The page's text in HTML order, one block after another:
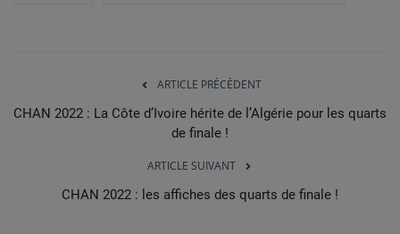
ARTICLE PRÉCÉDENT
CHAN 2022 : La Côte d’Ivoire hérite de l’Algérie pour les quarts
de finale !
ARTICLE SUIVANT
CHAN 2022 : les affiches des quarts de finale !